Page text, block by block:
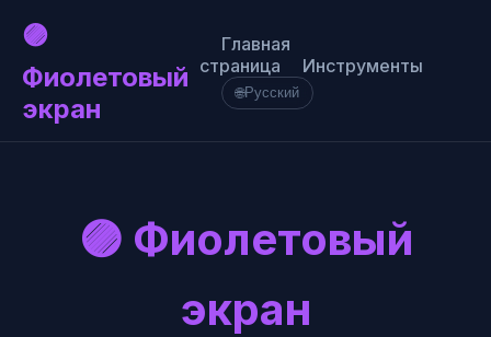
🟣
Фиолетовый
экран
Главная
страница
Инструменты
🌐Русский
🟣 Фиолетовый
экран